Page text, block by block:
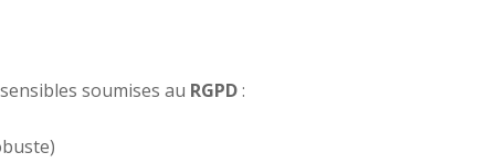
soumises au RGPD: